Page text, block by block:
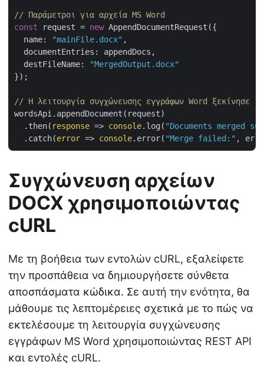
// Παράμετροι για αρχεία MS Word
const request = new AppendDocumentRequest({
name: "mainFile.docx" ,
documentEntries : appendDocs,
destFileName:
"MergedOutput.docx"
});
// Η λειτουργία συγχώνευσης εγγράφων Word ξεκίνησε
wordsApi.appendDocument(request)
  .then(
response => console.log( "Documents merged
  .catch(
error => console.error( "Merge failed:"
Συγχώνευση αρχείων
DOCX χρησιμοποιώντας
cURL
Με τη βοήθεια των εντολών cURL, εξαλείφετε
την προσπάθεια να δημιουργήσετε σύνθετα
αποσπάσματα κώδικα. Σε αυτή την ενότητα, θα
μάθουμε τις λεπτομέρειες σχετικά με το πώς να
εκτελέσουμε τη λειτουργία συγχώνευσης
εγγράφων MS Word χρησιμοποιώντας REST API
και εντολές cURL.